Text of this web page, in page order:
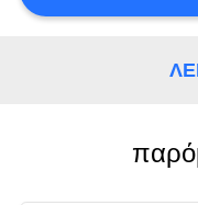
ΖΗΤΉΣΤΕ
SITEMAP